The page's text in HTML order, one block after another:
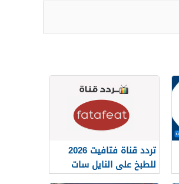
تردد قناة فتافيت 2026
للطبخ على النايل سات
Fatafeat